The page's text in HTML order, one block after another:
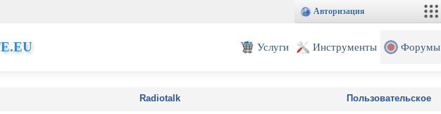
Авторизация
Услуги Инструменты Форумы
Radiotalk Пользовательское